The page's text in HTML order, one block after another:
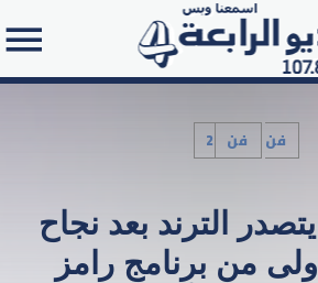
Search in the
2فن فن
الترند بعد نجاح
من برنامج رامز